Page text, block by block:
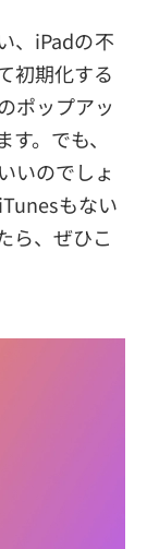
、iPadの不
初期化する
ポップアッ
。でも、
いのでしょ
もない
ら、ぜひこ